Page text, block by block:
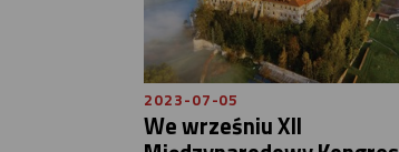
2023-07-05
We wrześniu XII